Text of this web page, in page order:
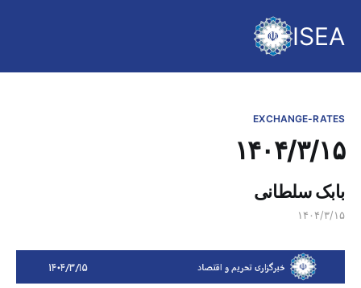
ISEA
EXCHANGE-RATES
۱۴۰۴/۳/۱۵
بابک سلطانی
۱۴۰۴/۳/۱۵